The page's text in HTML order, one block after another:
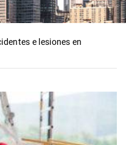
e lesiones en